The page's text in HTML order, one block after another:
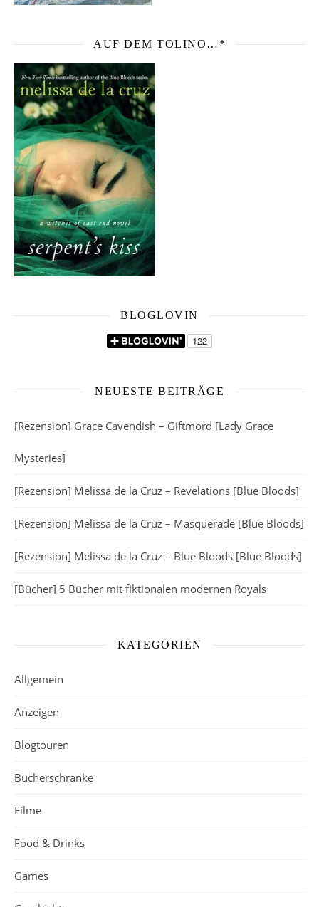
AUF DEM TOLINO…*
BLOGLOVIN
NEUESTE BEITRÄGE
[Rezension] Grace Cavendish – Giftmord [Lady Grace
Mysteries]
[Rezension] Melissa de la Cruz – Revelations [Blue Bloods]
[Rezension] Melissa de la Cruz – Masquerade [Blue Bloods]
[Rezension] Melissa de la Cruz – Blue Bloods [Blue Bloods]
[Bücher] 5 Bücher mit fiktionalen modernen Royals
KATEGORIEN
Allgemein
Anzeigen
Blogtouren
Bücherschränke
Filme
Food & Drinks
Games